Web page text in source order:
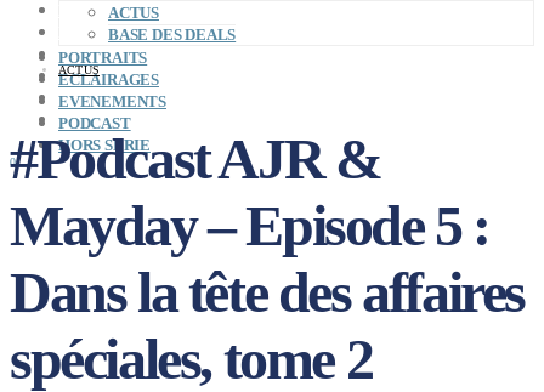
LE MAG
ENTREPRISES A REPRENDRE
MAYDAY JOB
CARTE DE FRANCE
NOS SOLUTIONS
CONNEXION
0
ACTUS
BASE DES DEALS
PORTRAITS
ECLAIRAGES
EVENEMENTS
PODCAST
HORS SERIE
ACTUS
#Podcast AJR &
Mayday – Episode 5 :
Dans la tête des affaires
spéciales, tome 2